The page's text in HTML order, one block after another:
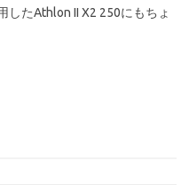
したAthlon II X2 250にもちょ